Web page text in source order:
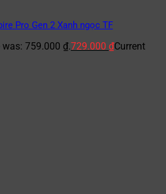
Pro Gen 2 Xanh ngọc TF
759.000 ₫.729.000 ₫Current